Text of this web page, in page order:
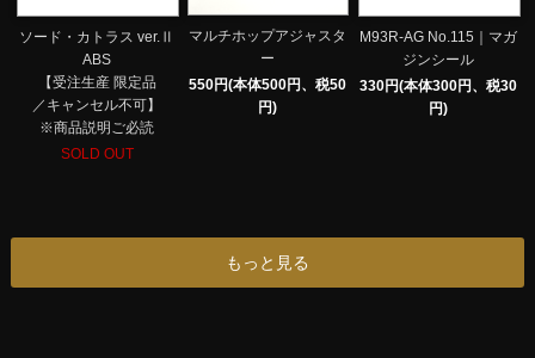
ソード・カトラス ver.Ⅱ
ABS
【受注生産 限定品
／キャンセル不可】
※商品説明ご必読
SOLD OUT
マルチホップアジャスタ
ー
550円(本体500円、税50
円)
M93R-AG No.115｜マガ
ジンシール
330円(本体300円、税30
円)
もっと見る